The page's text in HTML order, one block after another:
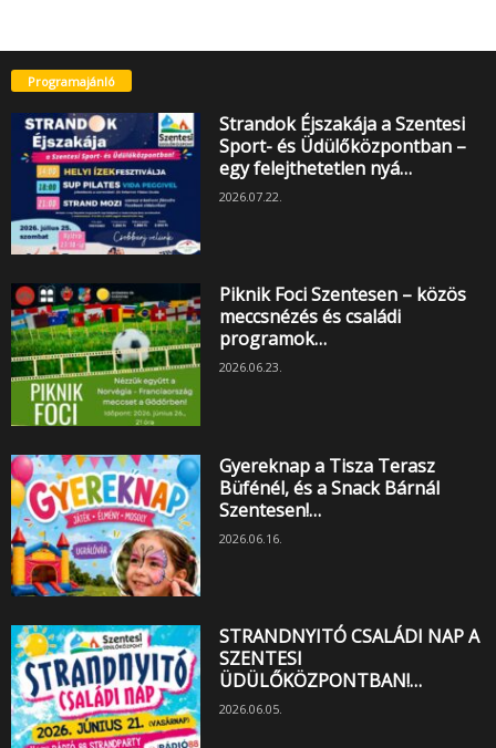
Programajánló
Strandok Éjszakája a Szentesi
Sport- és Üdülőközpontban –
egy felejthetetlen nyá…
2026.07.22.
Piknik Foci Szentesen – közös
meccsnézés és családi
programok…
2026.06.23.
Gyereknap a Tisza Terasz
Büfénél, és a Snack Bárnál
Szentesen!…
2026.06.16.
STRANDNYITÓ CSALÁDI NAP A
SZENTESI
ÜDÜLŐKÖZPONTBAN!…
2026.06.05.